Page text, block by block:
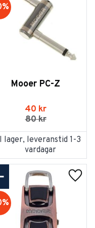
Mooer PC-Z
40 kr
80kr
%
I lager, leveranstid 1-3
vardagar
%